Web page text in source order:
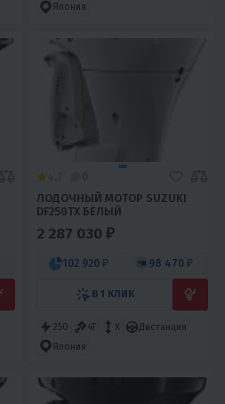
Япония
ЛОДОЧНЫЙ МОТОР SUZUKI
DF250TX БЕЛЫЙ
2 287 030 ₽
102 920 ₽ 98 470 ₽
В 1 КЛИК
250 4T X
Дистанция
Япония